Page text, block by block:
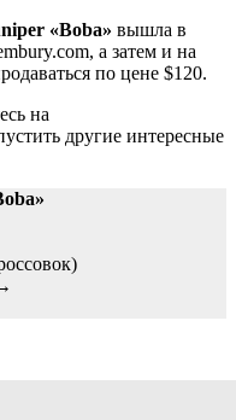
«Boba» вышла в
а затем и на
по цене $120.
на
другие интересные